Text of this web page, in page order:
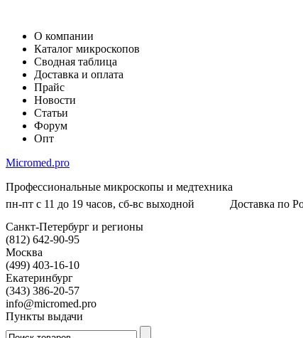
О компании
Каталог микроскопов
Сводная таблица
Доставка и оплата
Прайс
Новости
Статьи
Форум
Опт
Micromed.pro
Профессиональные микроскопы и медтехника
пн-пт с 11 до 19 часов, сб-вс выходной
Доставка по
Санкт-Петербург и регионы
(812) 642-90-95
Москва
(499) 403-16-10
Екатеринбург
(343) 386-20-57
info@micromed.pro
Пункты выдачи